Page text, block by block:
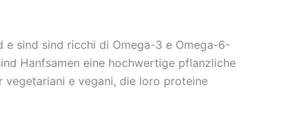
sind sind ricchi di Omega-3 e Omega-6-
Hanfsamen eine hochwertige pflanzliche
e vegani, die loro proteine